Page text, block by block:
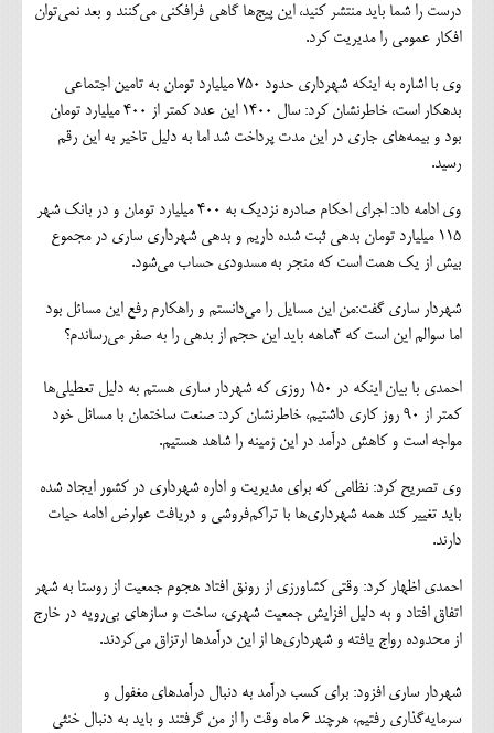
درست را شما باید منتشر کنید، این پیج‌ها گاهی فرافکنی می‌کنند و بعد نمی‌توان
افکار عمومی را مدیریت کرد.
وی با اشاره به اینکه شهرداری حدود ۷۵۰ میلیارد تومان به تامین اجتماعی
بدهکار است، خاطرنشان کرد: سال ۱۴۰۰ این عدد کمتر از ۴۰۰ میلیارد تومان
بود و بیمه‌های جاری در این مدت پرداخت شد اما به دلیل تاخیر به این رقم
رسید.
وی ادامه داد: اجرای احکام صادره نزدیک به ۴۰۰ میلیارد تومان و در بانک شهر
۱۱۵ میلیارد تومان بدهی ثبت شده داریم و بدهی شهرداری ساری در مجموع
بیش از یک همت است که منجر به مسدودی حساب می‌شود.
شهردار ساری گفت:من این مسایل را می‌دانستم و راهکارم رفع این مسائل بود
اما سوالم این است که ۴ماهه باید این حجم از بدهی را به صفر می‌رساندم؟
احمدی با بیان اینکه در ۱۵۰ روزی که شهردار ساری هستم به دلیل تعطیلی‌ها
کمتر از ۹۰ روز کاری داشتیم، خاطرنشان کرد: صنعت ساختمان با مسائل خود
مواجه است و کاهش درآمد در این زمینه را شاهد هستیم.
وی تصریح کرد: نظامی که برای مدیریت و اداره شهرداری در کشور ایجاد شده
باید تغییر کند همه شهرداری‌ها با تراکم‌فروشی و دریافت عوارض ادامه حیات
دارند.
احمدی اظهار کرد: وقتی کشاورزی از رونق افتاد هجوم جمعیت از روستا به شهر
اتفاق افتاد و به دلیل افزایش جمعیت شهری، ساخت و سازهای بی‌رویه در خارج
از محدوده رواج یافته و شهرداری‌ها از این درآمدها ارتزاق می‌کردند.
شهردار ساری افزود: برای کسب درآمد به دنبال درآمدهای مغفول و
سرمایه‌گذاری رفتیم، هرچند ۶ ماه وقت را از من گرفتند و باید به دنبال خنثی